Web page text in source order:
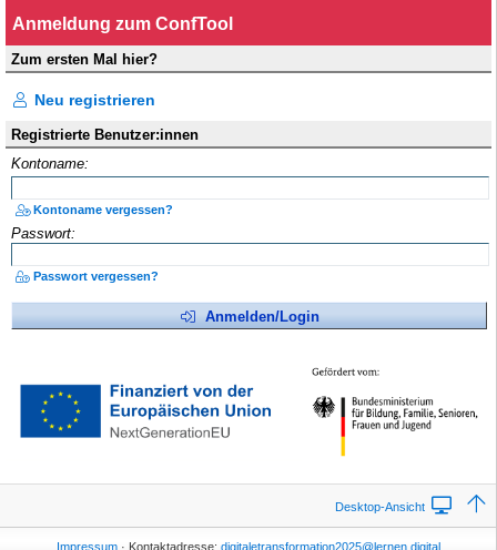
Anmeldung zum ConfTool
Zum ersten Mal hier?
Neu registrieren
Registrierte Benutzer:innen
Kontoname:
Kontoname vergessen?
Passwort:
Passwort vergessen?
Anmelden/Login
Desktop-Ansicht
Impressum · Kontaktadresse: digitaletransformation2025@lernen.digital